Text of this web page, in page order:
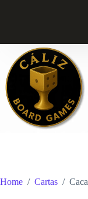
content
Home / Cartas / Caca